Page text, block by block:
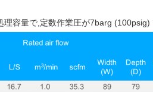
容量で,定数作業圧が7barg (100psig)